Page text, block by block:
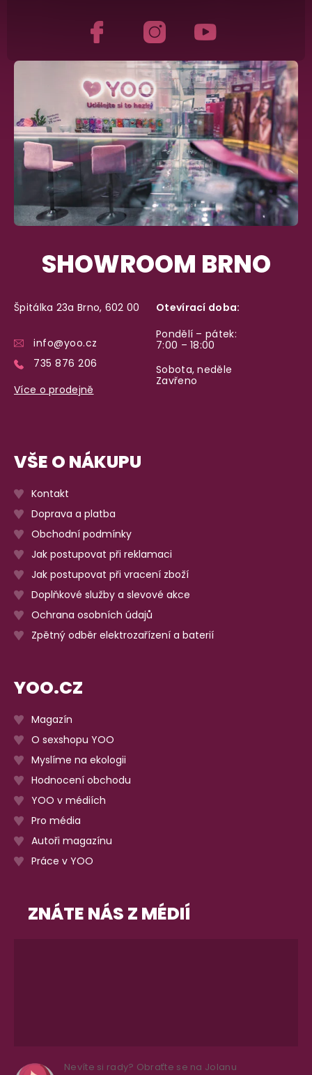
SHOWROOM BRNO
Špitálka 23a Brno, 602 00
info@yoo.cz
735 876 206
Více o prodejně
Otevírací doba:
Pondělí – pátek:
7:00 – 18:00
Sobota, neděle
Zavřeno
VŠE O NÁKUPU
Kontakt
Doprava a platba
Obchodní podmínky
Jak postupovat při reklamaci
Jak postupovat při vracení zboží
Doplňkové služby a slevové akce
Ochrana osobních údajů
Zpětný odběr elektrozařízení a baterií
YOO.CZ
Magazín
O sexshopu YOO
Myslíme na ekologii
Hodnocení obchodu
YOO v médiích
Pro média
Autoři magazínu
Práce v YOO
ZNÁTE NÁS Z MÉDIÍ
Nevíte si rady? Obraťte se na Jolanu